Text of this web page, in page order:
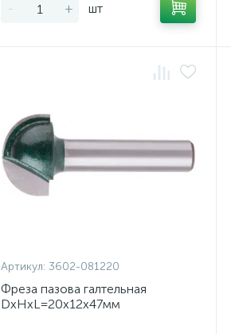
- + шт
Артикул: 3602-081220
Фреза пазова галтельная
DxHxL=20х12х47мм